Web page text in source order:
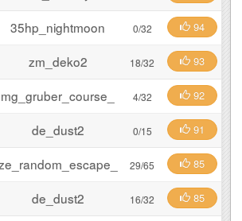
35hp_nightmoon 0/32 94
zm_deko2 18/32 93
mg_gruber_course_ 4/32 92
de_dust2 0/15 91
29/65 85
de_dust2 16/32 85